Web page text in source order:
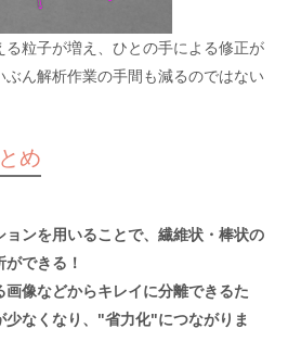
る粒子が増え、ひとの手による修正が
ん解析作業の手間も減るのではない
め
ョンを用いることで、繊維状・棒状の
できる！
画像などからキレイに分離できるた
少なくなり、"省力化"につながりま